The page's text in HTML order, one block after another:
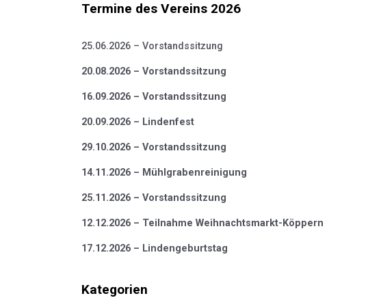
Termine des Vereins 2026
25.06.2026 – Vorstandssitzung
20.08.2026 – Vorstandssitzung
16.09.2026 – Vorstandssitzung
20.09.2026 – Lindenfest
29.10.2026 – Vorstandssitzung
14.11.2026 – Mühlgrabenreinigung
25.11.2026 – Vorstandssitzung
12.12.2026 – Teilnahme Weihnachtsmarkt-Köppern
17.12.2026 – Lindengeburtstag
Kategorien